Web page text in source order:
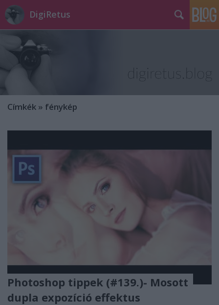
DigiRetus
Címkék » fénykép
Photoshop tippek (#139.)- Mosott
dupla expozíció effektus